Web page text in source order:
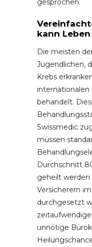
gesprochen.
kann
Die meisten
Jugendlichen,
Krebs
internationalen
behandelt.
Swissmedic
müssen
Durchschnitt
geheilt
Versicherern
durchgesetzt
unnötige